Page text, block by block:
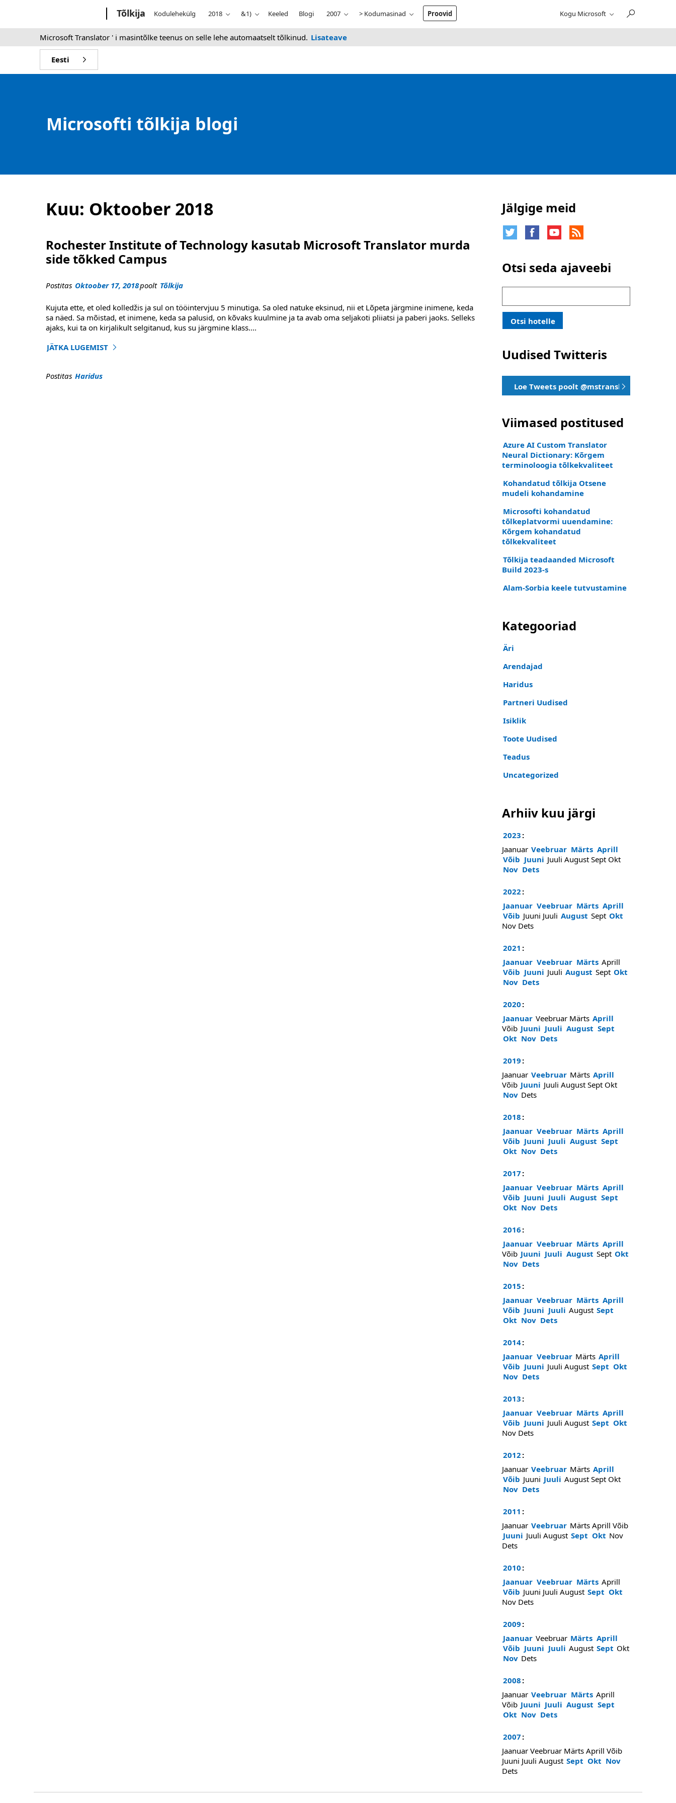
Tõlkija Kodulehekülg 2018 &1) Keeled Blogi 2007 > Kodumasinad Proovid Kogu Microsoft
Microsoft Translator ' i masintõlke teenus on selle lehe automaatselt tõlkinud. Lisateave
Eesti
Microsofti tõlkija blogi
Kuu: Oktoober 2018
Rochester Institute of Technology kasutab Microsoft Translator murda
side tõkked Campus
Postitas Oktoober 17, 2018poolt Tõlkija
Kujuta ette, et oled kolledžis ja sul on tööintervjuu 5 minutiga. Sa oled natuke eksinud, nii et Lõpeta järgmine inimene, keda
sa näed. Sa mõistad, et inimene, keda sa palusid, on kõvaks kuulmine ja ta avab oma seljakoti pliiatsi ja paberi jaoks. Selleks
ajaks, kui ta on kirjalikult selgitanud, kus su järgmine klass....
JÄTKA LUGEMIST
"Rochester Institute of Technology kasutab Microsoft Translator murda side tõkked Campus"
Postitas Haridus
Jälgige meid
Otsi seda ajaveebi
Otsi hotelle
Uudised Twitteris
Loe Tweets poolt @mstranslator
Viimased postitused
Azure AI Custom Translator
Neural Dictionary: Kõrgem
terminoloogia tõlkekvaliteet
Kohandatud tõlkija Otsene
mudeli kohandamine
Microsofti kohandatud
tõlkeplatvormi uuendamine:
Kõrgem kohandatud
tõlkekvaliteet
Tõlkija teadaanded Microsoft
Build 2023-s
Alam-Sorbia keele tutvustamine
Kategooriad
Äri
Arendajad
Haridus
Partneri Uudised
Isiklik
Toote Uudised
Teadus
Uncategorized
Arhiiv kuu järgi
2023 :
Jaanuar Veebruar Märts Aprill
Võib Juuni Juuli August Sept Okt
Nov Dets
2022 :
Jaanuar Veebruar Märts Aprill
Võib Juuni Juuli August Sept Okt
Nov Dets
2021 :
Jaanuar Veebruar Märts Aprill
Võib Juuni Juuli August Sept Okt
Nov Dets
2020 :
Jaanuar Veebruar Märts Aprill
Võib Juuni Juuli August Sept
Okt Nov Dets
2019 :
Jaanuar Veebruar Märts Aprill
Võib Juuni Juuli August Sept Okt
Nov Dets
2018 :
Jaanuar Veebruar Märts Aprill
Võib Juuni Juuli August Sept
Okt Nov Dets
2017 :
Jaanuar Veebruar Märts Aprill
Võib Juuni Juuli August Sept
Okt Nov Dets
2016 :
Jaanuar Veebruar Märts Aprill
Võib Juuni Juuli August Sept Okt
Nov Dets
2015 :
Jaanuar Veebruar Märts Aprill
Võib Juuni Juuli August Sept
Okt Nov Dets
2014:
Jaanuar Veebruar Märts Aprill
Võib Juuni Juuli August Sept Okt
Nov Dets
2013 :
Jaanuar Veebruar Märts Aprill
Võib Juuni Juuli August Sept Okt
Nov Dets
2012 :
Jaanuar Veebruar Märts Aprill
Võib Juuni Juuli August Sept Okt
Nov Dets
2011 :
Jaanuar Veebruar Märts Aprill Võib
Juuni Juuli August Sept Okt Nov
Dets
2010 :
Jaanuar Veebruar Märts Aprill
Võib Juuni Juuli August Sept Okt
Nov Dets
2009 :
Jaanuar Veebruar Märts Aprill
Võib Juuni Juuli August Sept Okt
Nov Dets
2008 :
Jaanuar Veebruar Märts Aprill
Võib Juuni Juuli August Sept
Okt Nov Dets
2007 :
Jaanuar Veebruar Märts Aprill Võib
Juuni Juuli August Sept Okt Nov
Dets